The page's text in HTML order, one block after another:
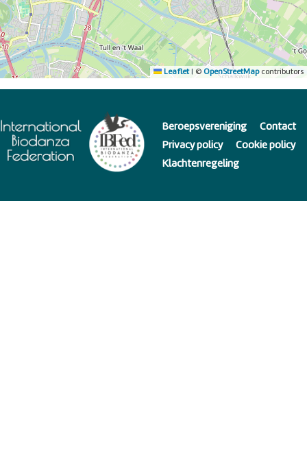
Leaflet © OpenStreetMapcontributors
Beroepsvereniging
Contact
Privacy policy
Cookie policy
Klachtenregeling